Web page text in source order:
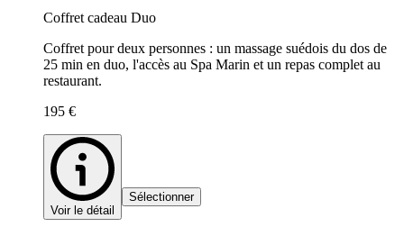
Coffret cadeau Duo
Coffret pour deux personnes : un massage suédois du dos de
25 min en duo, l'accès au Spa Marin et un repas complet au
restaurant.
195 €
Voir le détail
Sélectionner